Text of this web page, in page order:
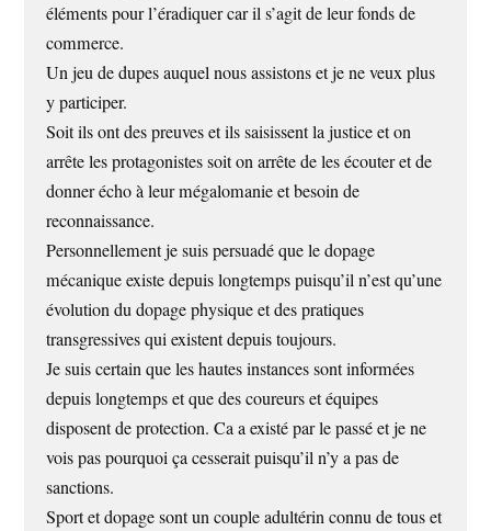
éléments pour l’éradiquer car il s’agit de leur fonds de
commerce.
Un jeu de dupes auquel nous assistons et je ne veux plus
y participer.
Soit ils ont des preuves et ils saisissent la justice et on
arrête les protagonistes soit on arrête de les écouter et de
donner écho à leur mégalomanie et besoin de
reconnaissance.
Personnellement je suis persuadé que le dopage
mécanique existe depuis longtemps puisqu’il n’est qu’une
évolution du dopage physique et des pratiques
transgressives qui existent depuis toujours.
Je suis certain que les hautes instances sont informées
depuis longtemps et que des coureurs et équipes
disposent de protection. Ca a existé par le passé et je ne
vois pas pourquoi ça cesserait puisqu’il n’y a pas de
sanctions.
Sport et dopage sont un couple adultérin connu de tous et